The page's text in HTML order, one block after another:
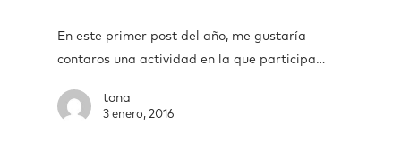
En este primer post del año, me gustaría
contaros una actividad en la que participa…
tona
3 enero, 2016